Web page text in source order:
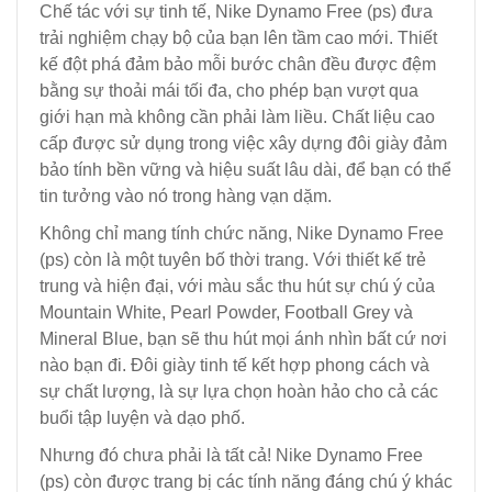
Chế tác với sự tinh tế, Nike Dynamo Free (ps) đưa
trải nghiệm chạy bộ của bạn lên tầm cao mới. Thiết
kế đột phá đảm bảo mỗi bước chân đều được đệm
bằng sự thoải mái tối đa, cho phép bạn vượt qua
giới hạn mà không cần phải làm liều. Chất liệu cao
cấp được sử dụng trong việc xây dựng đôi giày đảm
bảo tính bền vững và hiệu suất lâu dài, để bạn có thể
tin tưởng vào nó trong hàng vạn dặm.
Không chỉ mang tính chức năng, Nike Dynamo Free
(ps) còn là một tuyên bố thời trang. Với thiết kế trẻ
trung và hiện đại, với màu sắc thu hút sự chú ý của
Mountain White, Pearl Powder, Football Grey và
Mineral Blue, bạn sẽ thu hút mọi ánh nhìn bất cứ nơi
nào bạn đi. Đôi giày tinh tế kết hợp phong cách và
sự chất lượng, là sự lựa chọn hoàn hảo cho cả các
buổi tập luyện và dạo phố.
Nhưng đó chưa phải là tất cả! Nike Dynamo Free
(ps) còn được trang bị các tính năng đáng chú ý khác